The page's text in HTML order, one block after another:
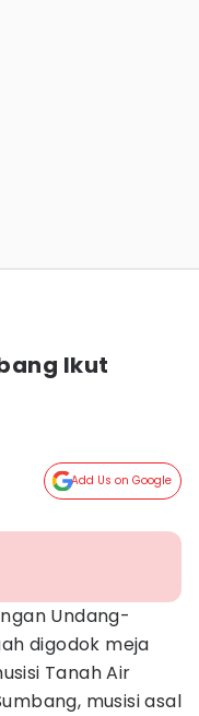
Ikut
Add Us on Google
Undang-
digodok meja
Tanah Air
musisi asal